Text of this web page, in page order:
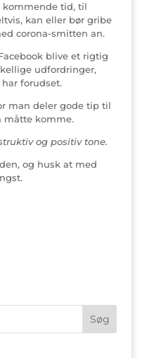
kommende tid, til
kan eller bør gribe
corona-smitten an.
blive et rigtig
udfordringer,
forudset.
man deler gode tip til
måtte komme.
og positiv tone.
og husk at med